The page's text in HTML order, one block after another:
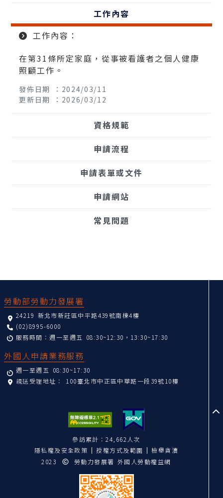
工作內容
工作內容：
在第31條所定家庭，從事被看護者之個人健康
照顧工作。
發佈日期 ：2024/03/11
更新日期 ：2026/03/12
資格規範
申請流程
申請表單或文件
申請網站
常見問題
勞動部勞動力發展署
24219 新北市新莊區中平路439號南棟4樓
(02)8995-6000
服務時間：週一至週五 08:30~12:30，13:30~17:30
外國人申請業務服務
週一至週五 08:30~17:30
親送受理地址： 100臺北市中正區中華路一段39號10樓
參訪累計：24,662人次
隱私權及安全政策
授權方式及範圍
檢舉貪瀆
2023
勞動力發展署 外國人勞動權益網
至